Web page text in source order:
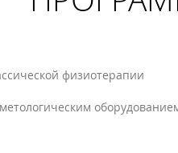
физиотерапии